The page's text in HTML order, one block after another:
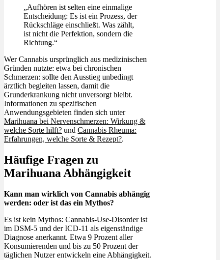
„Aufhören ist selten eine einmalige
Entscheidung: Es ist ein Prozess, der
Rückschläge einschließt. Was zählt,
ist nicht die Perfektion, sondern die
Richtung.“
Wer Cannabis ursprünglich aus medizinischen
Gründen nutzte: etwa bei chronischen
Schmerzen: sollte den Ausstieg unbedingt
ärztlich begleiten lassen, damit die
Grunderkrankung nicht unversorgt bleibt.
Informationen zu spezifischen
Anwendungsgebieten finden sich unter
Marihuana bei Nervenschmerzen: Wirkung &
welche Sorte hilft? und Cannabis Rheuma:
Erfahrungen, welche Sorte & Rezept?.
Häufige Fragen zu
Marihuana Abhängigkeit
Kann man wirklich von Cannabis abhängig
werden: oder ist das ein Mythos?
Es ist kein Mythos: Cannabis-Use-Disorder ist
im DSM-5 und der ICD-11 als eigenständige
Diagnose anerkannt. Etwa 9 Prozent aller
Konsumierenden und bis zu 50 Prozent der
täglichen Nutzer entwickeln eine Abhängigkeit.